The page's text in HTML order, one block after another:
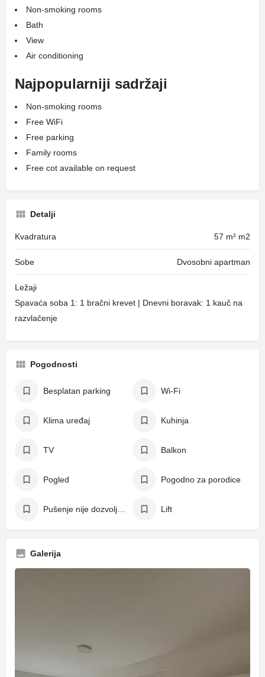
Non-smoking rooms
Bath
View
Air conditioning
Najpopularniji sadržaji
Non-smoking rooms
Free WiFi
Free parking
Family rooms
Free cot available on request
Detalji
Kvadratura 57 m² m2
Sobe Dvosobni apartman
Ležaji
Spavaća soba 1: 1 bračni krevet | Dnevni boravak: 1 kauč na
razvlačenje
Pogodnosti
Besplatan parking Wi-Fi
Klima uređaj Kuhinja
TV Balkon
Pogled Pogodno za porodice
Lift
Galerija